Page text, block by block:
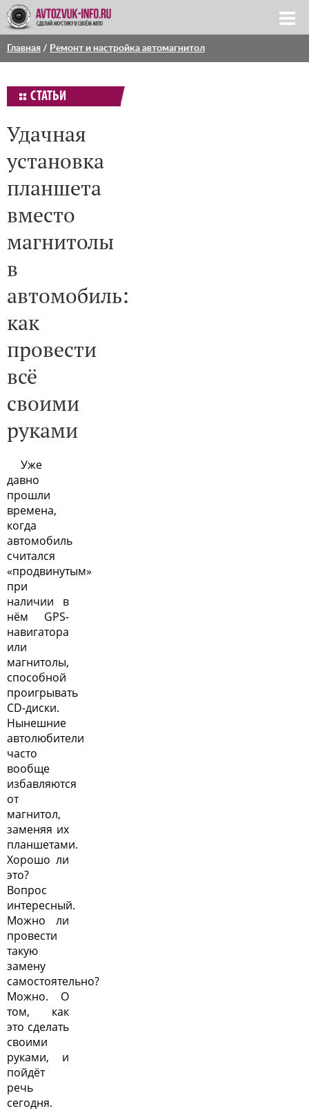
Главная / Ремонт и настройка автомагнитол
СТАТЬИ
Удачная
установка
планшета
вместо
магнитолы
в
автомобиль:
как
провести
всё
своими
руками
Уже
давно
прошли
времена,
когда
автомобиль
считался
«продвинутым»
при
наличии в
нём GPS-
навигатора
или
магнитолы,
способной
проигрывать
CD-диски.
Нынешние
автолюбители
часто
вообще
избавляются
от
магнитол,
заменяя их
планшетами.
Хорошо ли
это?
Вопрос
интересный.
Можно ли
провести
такую
замену
самостоятельно?
Можно. О
том, как
это сделать
своими
руками, и
пойдёт
речь
сегодня.